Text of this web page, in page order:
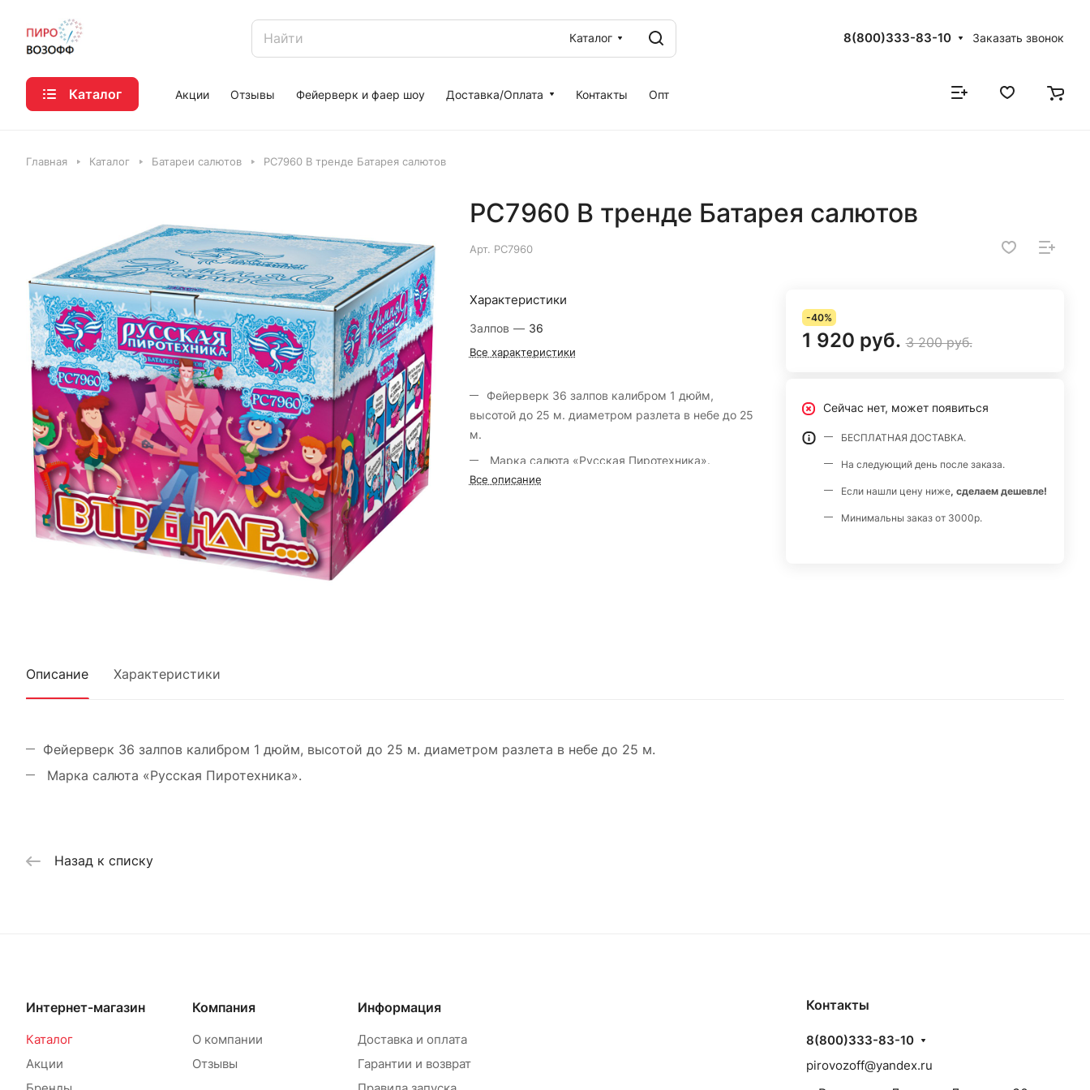
Каталог 8(800)333-83-10 Заказать звонок
Каталог Акции Отзывы Фейерверк и фаер шоу Доставка/Оплата Контакты Опт
Главная Каталог Батареи салютов РС7960 В тренде Батарея салютов
РС7960 В тренде Батарея салютов
Арт. РС7960
Характеристики
Залпов — 36
Все характеристики
Фейерверк 36 залпов калибром 1 дюйм,
высотой до 25 м. диаметром разлета в небе до 25
м.
Марка салюта «Русская Пиротехника».
Все описание
-40%
1 920 руб. 3 200 руб.
Сейчас нет, может появиться
БЕСПЛАТНАЯ ДОСТАВКА.
На следующий день после заказа.
Если нашли цену ниже, сделаем дешевле!
Минимальны заказ от 3000р.
Описание Характеристики
Фейерверк 36 залпов калибром 1 дюйм, высотой до 25 м. диаметром разлета в небе до 25 м.
Марка салюта «Русская Пиротехника».
Назад к списку
Интернет-магазин
Каталог
Акции
Компания
О компании
Отзывы
Информация
Доставка и оплата
Гарантии и возврат
Контакты
8(800)333-83-10
pirovozoff@yandex.ru